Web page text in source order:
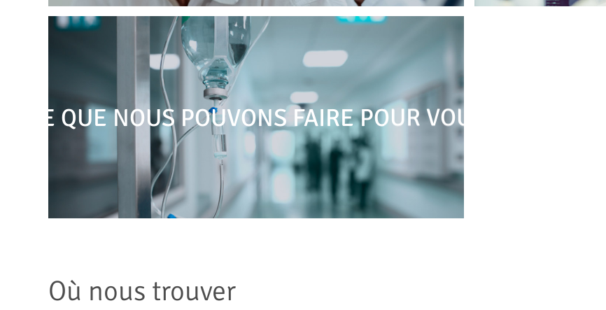
CE QUE NOUS POUVONS FAIRE POUR VOUS
Où nous trouver